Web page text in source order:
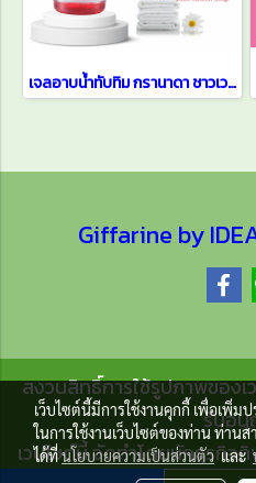
เจลอาบน้ำทับทิม กรานาดา ชาวเวอร์
Giffarine by
สงวนสิทธิ์การใช้รูปภาพของเ
รับอ
เวบไซต์นี้ จัดทำโดยนักธุรกิจ
เว็บไซต์นี้มีการใช้งานคุกกี้ เพื่อเพิ่
ในการใช้งานเว็บไซต์ของท่าน ท่าน
ได้ที่นโยบายความเป็นส่วนตัวและ